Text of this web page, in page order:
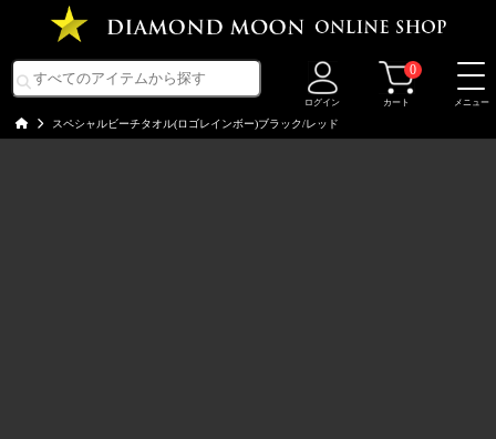
ログイン カート
0
メニュー
スペシャルビーチタオル(ロゴレインボー)ブラック/レッド